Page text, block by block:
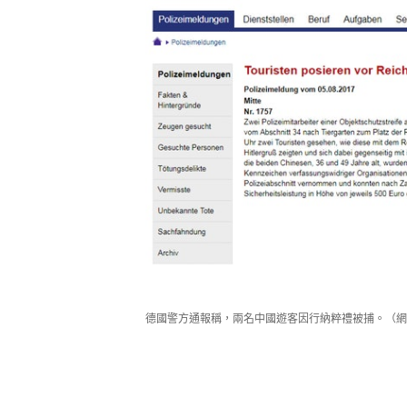
德國警方通報稱，兩名中國遊客因行納粹禮被捕。（